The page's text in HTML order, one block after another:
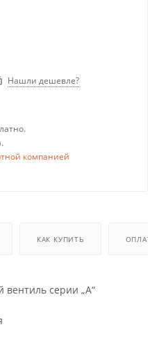
Нашли дешевле?
компанией
КАК КУПИТЬ ОПЛАТА
вентиль серии „A“